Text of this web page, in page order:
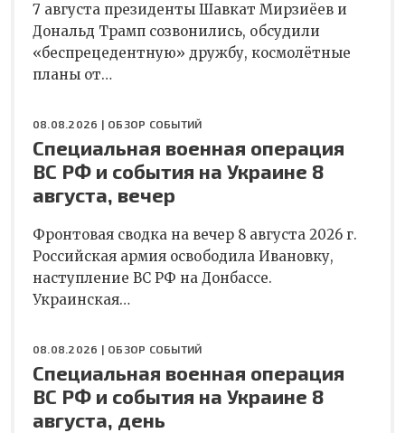
7 августа президенты Шавкат Мирзиёев и
Дональд Трамп созвонились, обсудили
«беспрецедентную» дружбу, космолётные
планы от…
08.08.2026 | ОБЗОР СОБЫТИЙ
Специальная военная операция
ВС РФ и события на Украине 8
августа, вечер
Фронтовая сводка на вечер 8 августа 2026 г.
Российская армия освободила Ивановку,
наступление ВС РФ на Донбассе.
Украинская…
08.08.2026 | ОБЗОР СОБЫТИЙ
Специальная военная операция
ВС РФ и события на Украине 8
августа, день